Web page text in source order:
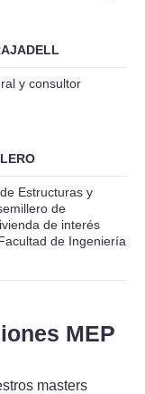
y consultor
Estructuras y
de
de interés
de Ingeniería
MEP
masters